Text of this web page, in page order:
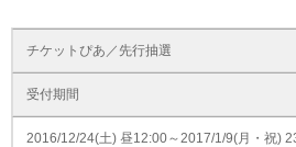
チケットぴあ／先行抽選
受付期間
2016/12/24(土) 昼12:00～2017/1/9(月・祝)